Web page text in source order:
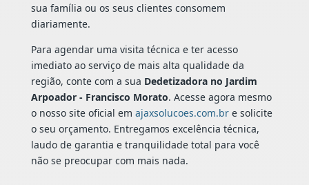
sua família ou os seus clientes consomem
diariamente.
Para agendar uma visita técnica e ter acesso
imediato ao serviço de mais alta qualidade da
região, conte com a sua Dedetizadora no Jardim
Arpoador - Francisco Morato. Acesse agora mesmo
o nosso site oficial em ajaxsolucoes.com.bre solicite
o seu orçamento. Entregamos excelência técnica,
laudo de garantia e tranquilidade total para você
não se preocupar com mais nada.